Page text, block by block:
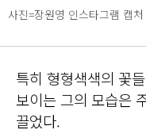
사진=장원영 인스타그램 캡처
특히 형형색색의 꽃
보이는 그의 모습은
끌었다.